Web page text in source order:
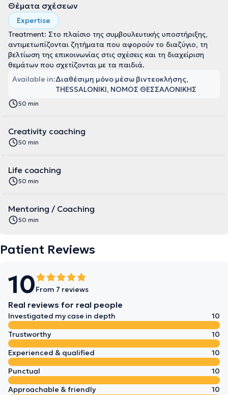
Θέματα σχέσεων
Expertise
Treatment: Στο πλαίσιο της συμβουλευτικής υποστήριξης,
αντιμετωπίζονται ζητήματα που αφορούν το διαζύγιο, τη
βελτίωση της επικοινωνίας στις σχέσεις και τη διαχείριση
θεμάτων που σχετίζονται με τα παιδιά.
Available in:Διαθέσιμη μόνο μέσω βιντεοκλήσης,
THESSALONIKI, ΝΟΜΟΣ ΘΕΣΣΑΛΟΝΙΚΗΣ
50 min
Creativity coaching
50 min
Life coaching
50 min
Mentoring / Coaching
50 min
Patient Reviews
10From 7 reviews
Real reviews for real people
Investigated my case in depth
10
Trustworthy
10
Experienced & qualified
10
Punctual
10
Approachable & friendly
10